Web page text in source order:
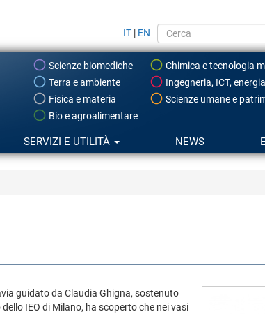
IT | EN
Scienze biomediche
Chimica e tecnologia
Terra e ambiente
Ingegneria, ICT,
Fisica e materia
Scienze umane e
Bio e agroalimentare
SERVIZI E UTILITÀ NEWS
guidato da Claudia Ghigna, sostenuto
IEO di Milano, ha scoperto che nei vasi